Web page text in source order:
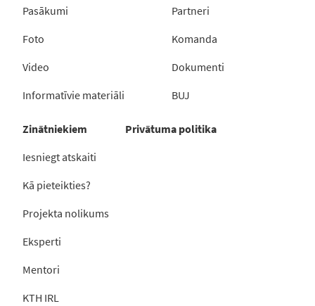
Pasākumi
Foto
Video
Informatīvie materiāli
Partneri
Komanda
Dokumenti
BUJ
Zinātniekiem
Iesniegt atskaiti
Kā pieteikties?
Projekta nolikums
Eksperti
Mentori
KTH IRL
Privātuma politika